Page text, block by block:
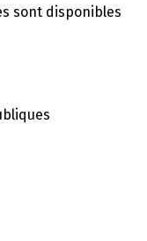
sont disponibles